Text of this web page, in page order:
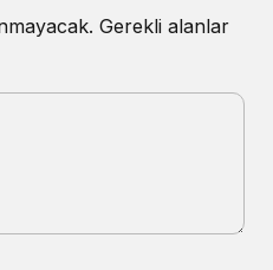
Gerekli alanlar